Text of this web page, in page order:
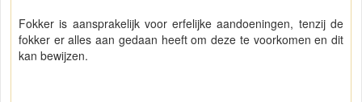
Fokker is aansprakelijk voor erfelijke aandoeningen, tenzij de
fokker er alles aan gedaan heeft om deze te voorkomen en dit
kan bewijzen.